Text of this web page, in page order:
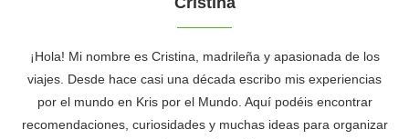
¡Hola! Mi nombre es Cristina, madrileña y apasionada de los
viajes. Desde hace casi una década escribo mis experiencias
por el mundo en Kris por el Mundo. Aquí podéis encontrar
recomendaciones, curiosidades y muchas ideas para organizar